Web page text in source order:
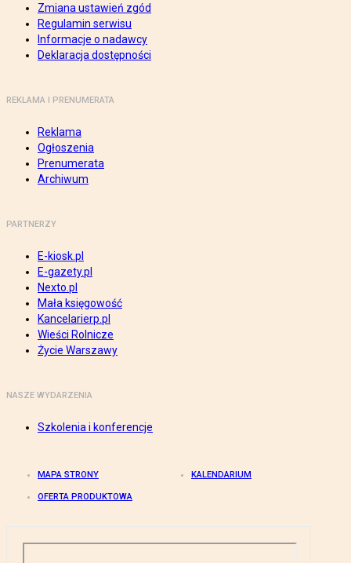
Zmiana ustawień zgód
Regulamin serwisu
Informacje o nadawcy
Deklaracja dostępności
REKLAMA I PRENUMERATA
Reklama
Ogłoszenia
Prenumerata
Archiwum
PARTNERZY
E-kiosk.pl
E-gazety.pl
Nexto.pl
Mała księgowość
Kancelarierp.pl
Wieści Rolnicze
Życie Warszawy
NASZE WYDARZENIA
Szkolenia i konferencje
MAPA STRONY KALENDARIUM
OFERTA PRODUKTOWA